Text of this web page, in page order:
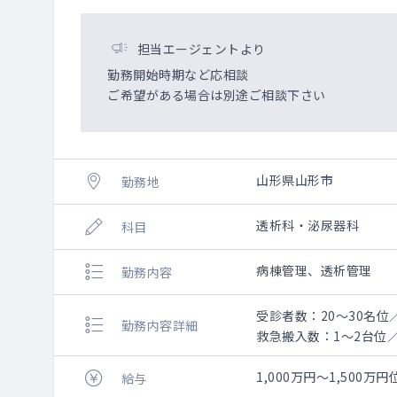
担当エージェントより
勤務開始時期など応相談
ご希望がある場合は別途ご相談下さい
勤務地 山形県山形市
科目 透析科・泌尿器科
勤務内容 病棟管理、透析管理
勤務内容詳細
受診者数：20～30名位
救急搬入数：1～2台位
給与 1,000万円～1,500万円